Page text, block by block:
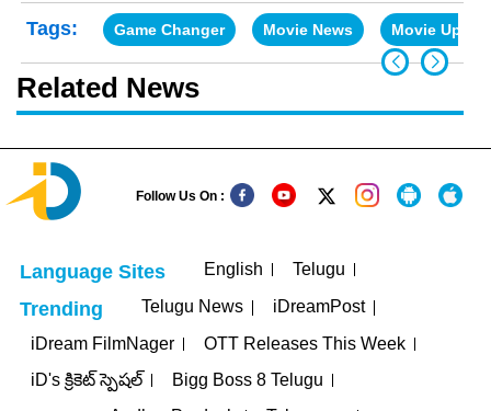
Tags: Game Changer Movie News Movie
Related News
Follow Us On :
Language Sites English Telugu
Trending Telugu News
iDreamPost
iDream FilmNager
OTT Releases This Week
iD's క్రికెట్ స్పెషల్
Bigg Boss 8 Telugu